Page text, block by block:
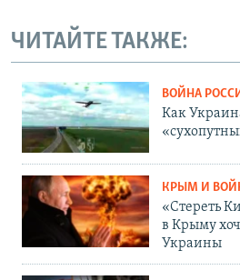
ЧИТАЙТЕ ТАКЖЕ:
ВОЙНА
Как
КРЫМ И
«Стереть
в Крыму
Украины